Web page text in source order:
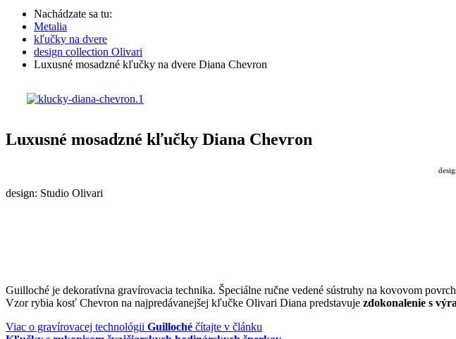
Nachádzate sa tu:
Metalia
kľučky na dvere
design collection Olivari
Luxusné mosadzné kľučky na dvere Diana Chevron
Luxusné mosadzné kľučky Diana Chevron
design: Studio Olivari
Guilloché je dekoratívna gravírovacia technika. Špeciálne ručne vedené sústruhy na kovovom
Vzor rybia kosť Chevron na najpredávanejšej kľučke Olivari Diana predstavuje zdokonalenie s
Viac o gravírovacej technológii Guilloché čítajte v článku